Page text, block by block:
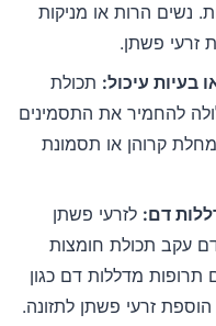
נשים הרות או מניקות
זרעי פשתן.
בעיות עיכול: תכולת
להחמיר את התסמינים
קרוהן או תסמונת
דם: לזרעי פשתן
עקב תכולת חומצות
נוטלים תרופות מדללות דם כגון
הוספת זרעי פשתן לתזונה.